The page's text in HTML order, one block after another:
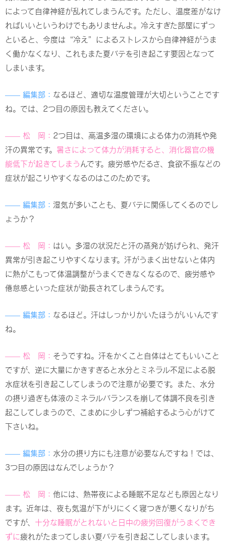
によって自律神経が乱れてしまうんです。ただし、温度差がなけ
ればいいというわけでもありませんよ。冷えすぎた部屋にずっ
といると、今度は“冷え”によるストレスから自律神経がうま
く働かなくなり、これもまた夏バテを引き起こす要因となって
しまいます。
—— 編集部： なるほど、適切な温度管理が大切ということです
ね。では、2つ目の原因も教えてください。
—— 松 岡： 2つ目は、高温多湿の環境による体力の消耗や発
汗の異常です。 暑さによって体力が消耗すると、消化器官の機
能低下が起きてしまう んです。疲労感やだるさ、食欲不振などの
症状が起こりやすくなるのはこのためです。
—— 編集部： 湿気が多いことも、夏バテに関係してくるのでし
ょうか？
—— 松 岡： はい。多湿の状況だと汗の蒸発が妨げられ、発汗
異常が引き起こりやすくなります。汗がうまく出せないと体内
に熱がこもって体温調整がうまくできなくなるので、疲労感や
倦怠感といった症状が助長されてしまうんです。
—— 編集部： なるほど。汗はしっかりかいたほうがいいんです
ね。
—— 松 岡： そうですね。汗をかくこと自体はとてもいいこと
ですが、逆に大量にかきすぎると水分とミネラル不足による脱
水症状を引き起こしてしまうので注意が必要です。また、水分
の摂り過ぎも体液のミネラルバランスを崩して体調不良を引き
起こしてしまうので、こまめに少しずつ補給するよう心がけて
下さいね。
—— 編集部： 水分の摂り方にも注意が必要なんですね！では、
3つ目の原因はなんでしょうか？
—— 松 岡： 他には、熱帯夜による睡眠不足なども原因となり
ます。近年は、夜も気温が下がりにくく寝つきが悪くなりがち
ですが、 十分な睡眠がとれないと日中の疲労回復がうまくでき
ずに疲れがたまってしまい夏バテを引き起こしてしまいます。